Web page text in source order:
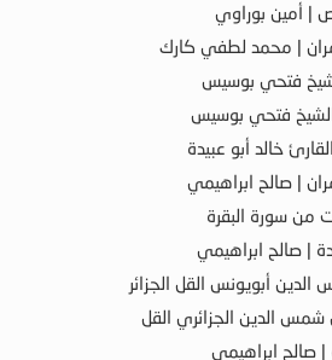
| أمين بوراوي
| محمد لطفي كارك
فتحي بوسيس
فتحي بوسيس
خالد أبو عبيدة
| صالح ابراهيمي
من سورة البقرة
| صالح ابراهيمي
أبويونس القل الجزائر
الدين الجزائري القل
| صالح ابراهيمي